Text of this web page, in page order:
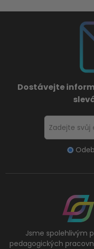
Dostávejte
Jsme spolehlivým
pedagogických